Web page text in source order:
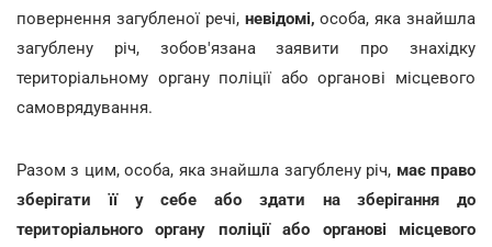
повернення загубленої речі, невідомі, особа, яка знайшла
загублену річ, зобов'язана заявити про знахідку
територіальному органу поліції або органові місцевого
самоврядування.
Разом з цим, особа, яка знайшла загублену річ, має право
зберігати її у себе або здати на зберігання до
територіального органу поліції або органові місцевого